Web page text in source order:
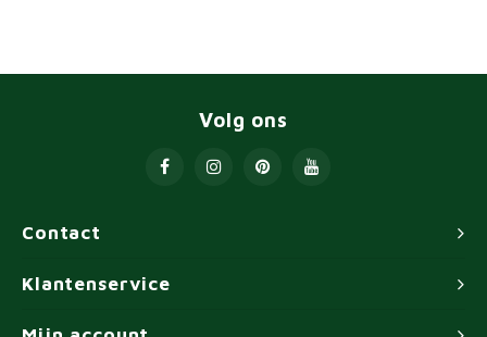
Contact
Volg ons
Klantenservice